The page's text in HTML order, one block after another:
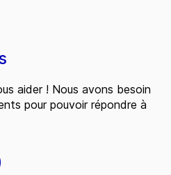
aider ! Nous avons besoin
pour pouvoir répondre à